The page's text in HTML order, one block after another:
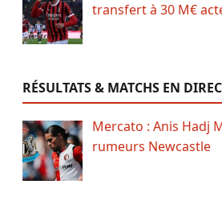
transfert à 30 M€
RÉSULTATS & MATCHS EN
Mercato : Anis Hadj
rumeurs Newcastle